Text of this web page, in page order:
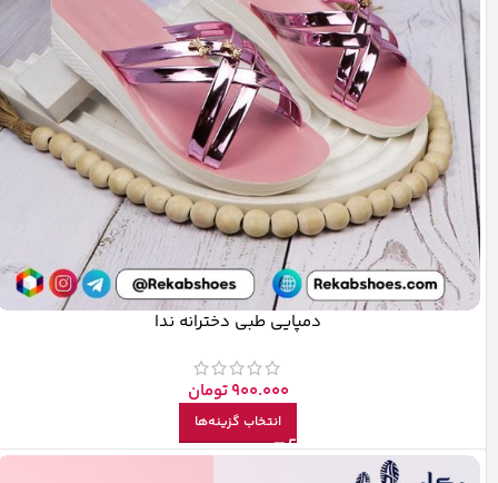
دمپایی طبی دخترانه ندا
900.000تومان
انتخاب گزینه‌ها